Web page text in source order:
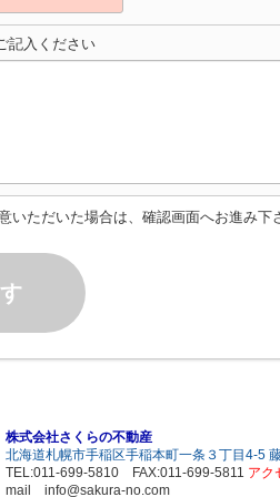
記入ください
いただいた場合は、確認画面へお進み下
株式会社さくらの不動産
北海道札幌市手稲区手稲本町一条３丁目4-5
TEL:011-699-5810 FAX:011-699-5811 アク
mail info@sakura-no.com